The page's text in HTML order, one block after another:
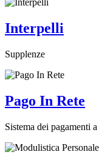
Interpelli
Supplenze
Pago In Rete
Sistema dei pagamenti